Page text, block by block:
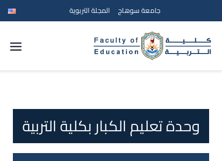
جامعة سوهاج المجلة التربوية
جامعة
سوهاج
وحدة تعليم الكبار بكلية التربية